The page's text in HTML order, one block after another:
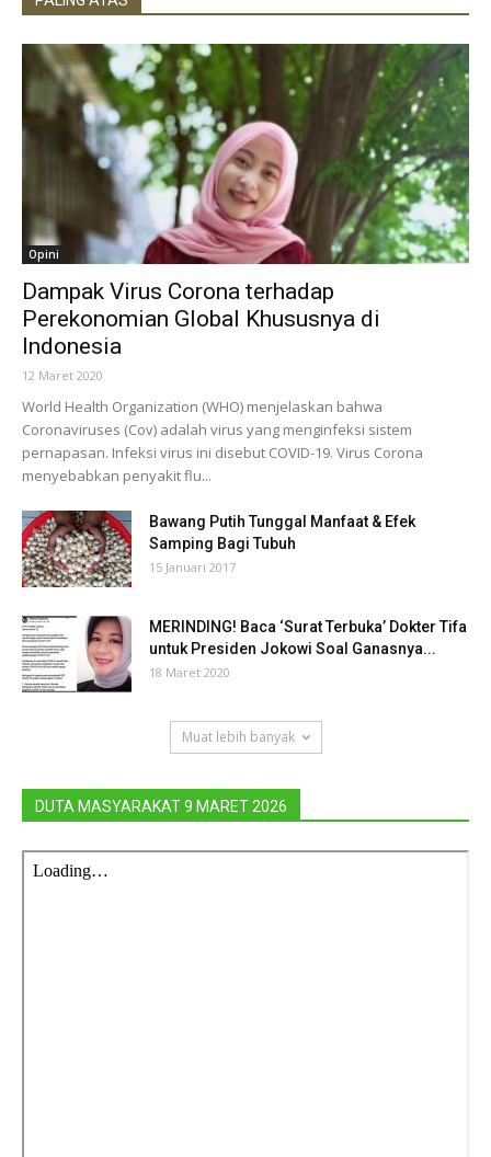
Opini
Dampak Virus Corona terhadap
Perekonomian Global Khususnya di
Indonesia
12 Maret 2020
World Health Organization (WHO) menjelaskan bahwa
Coronaviruses (Cov) adalah virus yang menginfeksi sistem
pernapasan. Infeksi virus ini disebut COVID-19. Virus Corona
menyebabkan penyakit flu...
Bawang Putih Tunggal Manfaat & Efek
Samping Bagi Tubuh
15 Januari 2017
MERINDING! Baca ‘Surat Terbuka’ Dokter Tifa
untuk Presiden Jokowi Soal Ganasnya...
18 Maret 2020
Muat lebih banyak
DUTA MASYARAKAT 9 MARET 2026